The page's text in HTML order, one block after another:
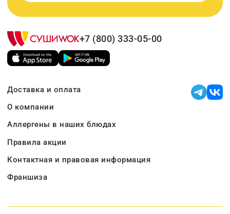
+7 (800) 333-05-00
Доставка и оплата
О компании
Аллергены в наших блюдах
Правила акции
Контактная и правовая информация
Франшиза